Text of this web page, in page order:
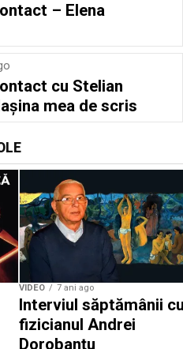
– Elena
cu Stelian
mea de scris
VIDEO 7 ani ago
Interviul săptămânii
fizicianul Andrei
Dorobanțu